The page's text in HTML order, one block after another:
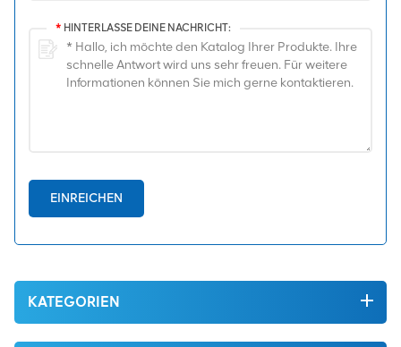
* HINTERLASSE DEINE NACHRICHT:
EINREICHEN
KATEGORIEN